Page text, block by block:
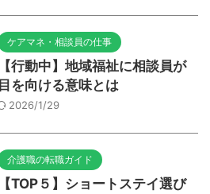
ケアマネ・相談員の仕事
【行動中】地域福祉に相談員が
目を向ける意味とは
2026/1/29
介護職の転職ガイド
【TOP５】ショートステイ選び